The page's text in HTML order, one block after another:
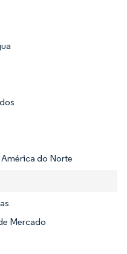
do Norte
Mercado